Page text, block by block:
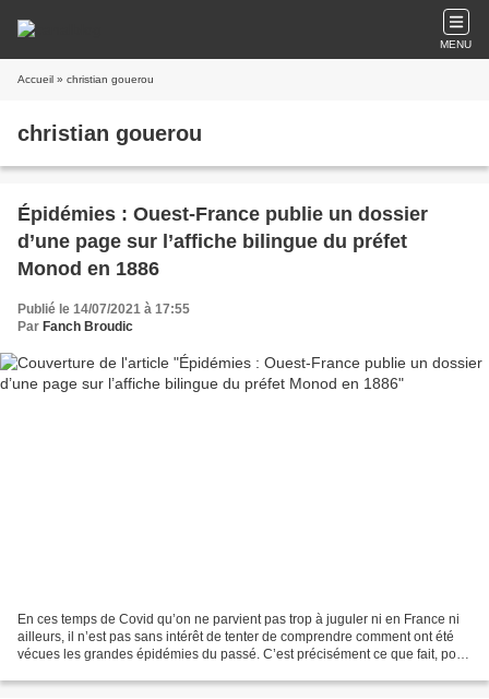
MENU
Accueil » christian gouerou
christian gouerou
Épidémies : Ouest-France publie un dossier
d’une page sur l’affiche bilingue du préfet
Monod en 1886
Publié le 14/07/2021 à 17:55
Par Fanch Broudic
En ces temps de Covid qu’on ne parvient pas trop à juguler ni en France ni
ailleurs, il n’est pas sans intérêt de tenter de comprendre comment ont été
vécues les grandes épidémies du passé. C’est précisément ce que fait, pour